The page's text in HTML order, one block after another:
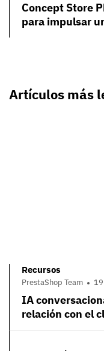
Concept Store
para impulsar
Artículos más
Recursos
PrestaShop Team
IA
relación con el